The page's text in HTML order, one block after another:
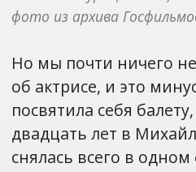
фото из архива
Но мы почти ничего
об актрисе, и это
посвятила себя
двадцать лет в
снялась всего в